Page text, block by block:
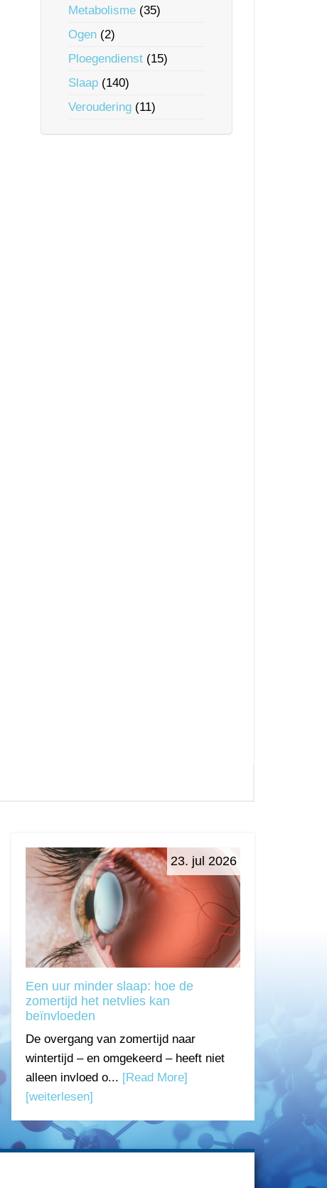
Metabolisme (35)
Ogen (2)
Ploegendienst (15)
Slaap (140)
Veroudering (11)
23. jul 2026
Een uur minder slaap: hoe de
zomertijd het netvlies kan
beïnvloeden
De overgang van zomertijd naar
wintertijd – en omgekeerd – heeft niet
alleen invloed o... [Read More]
[weiterlesen]